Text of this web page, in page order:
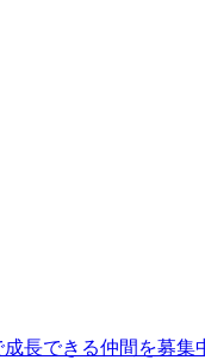
長できる仲間を募集